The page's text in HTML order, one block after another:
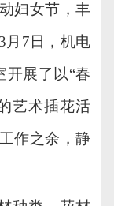
妇女节，丰
月7日，机电
开展了以“春
艺术插花活
作之余，静